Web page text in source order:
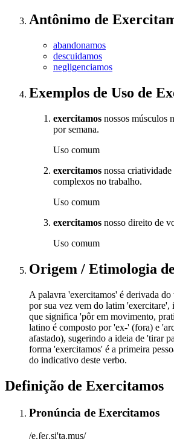
Antônimo de
abandonamos
descuidamos
negligenciamos
Exemplos de Uso de
exercitamos nossos músculos
por semana.
Uso comum
exercitamos nossa
complexos no trabalho.
Uso comum
exercitamos nosso direito de
Uso comum
Origem / Etimologia de
A palavra 'exercitamos' é derivada
por sua vez vem do latim 'exercitare',
que significa 'pôr em movimento,
latino é composto por 'ex-' (fora) e
afastado), sugerindo a ideia de 'tirar
forma 'exercitamos' é a primeira
do indicativo deste verbo.
Definição de Exercitamos
Pronúncia de Exercitamos
/e.ʃeɾ.si'ta.mus/